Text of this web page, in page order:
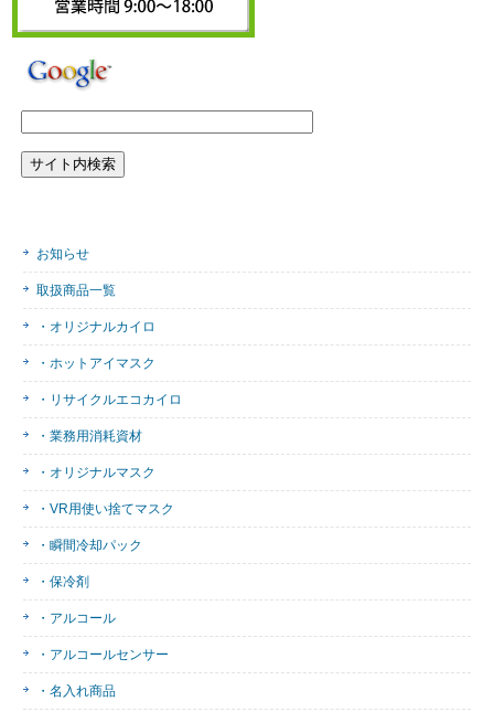
お知らせ
取扱商品一覧
・オリジナルカイロ
・ホットアイマスク
・リサイクルエコカイロ
・業務用消耗資材
・オリジナルマスク
・VR用使い捨てマスク
・瞬間冷却パック
・保冷剤
・アルコール
・アルコールセンサー
・名入れ商品